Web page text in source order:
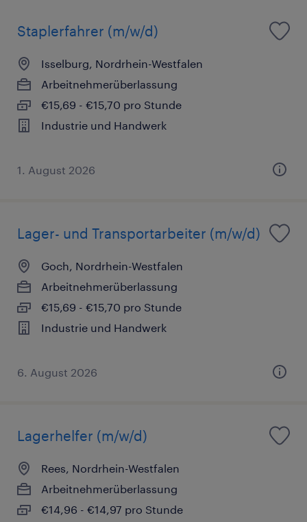
Staplerfahrer (m/w/d)
Isselburg, Nordrhein-Westfalen
Arbeitnehmerüberlassung
€15,69 - €15,70 pro Stunde
Industrie und Handwerk
1. August 2026
Lager- und Transportarbeiter (m/w/d)
Goch, Nordrhein-Westfalen
Arbeitnehmerüberlassung
€15,69 - €15,70 pro Stunde
Industrie und Handwerk
6. August 2026
Lagerhelfer (m/w/d)
Rees, Nordrhein-Westfalen
Arbeitnehmerüberlassung
€14,96 - €14,97 pro Stunde